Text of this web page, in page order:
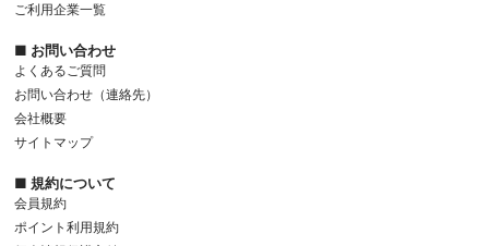
ご利用企業一覧
■ お問い合わせ
よくあるご質問
お問い合わせ（連絡先）
会社概要
サイトマップ
■ 規約について
会員規約
ポイント利用規約